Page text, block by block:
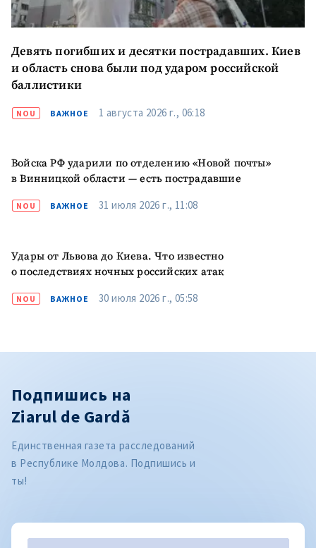
Девять погибших и десятки пострадавших. Киев
и область снова были под ударом российской
баллистики
NOU ВАЖНОЕ 1 августа 2026 г., 06:18
Войска РФ ударили по отделению «Новой почты»
в Винницкой области — есть пострадавшие
NOU ВАЖНОЕ 31 июля 2026 г., 11:08
Удары от Львова до Киева. Что известно
о последствиях ночных российских атак
NOU ВАЖНОЕ 30 июля 2026 г., 05:58
Подпишись на
Ziarul de Gardă
Единственная газета расследований
в Республике Молдова. Подпишись и
ты!